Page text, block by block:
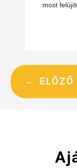
most
← ELŐZŐ